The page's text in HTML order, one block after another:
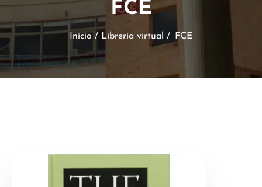
FCE
Inicio / Librería virtual / FCE